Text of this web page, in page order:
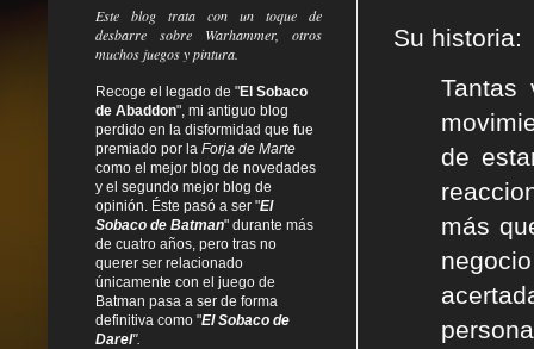
Su historia:
Tantas
de
más
Este blog trata con un toque de
desbarre sobre Warhammer, otros
muchos juegos y pintura.
Recoge el legado de "El Sobaco
de Abaddon", mi antiguo blog
perdido en la disformidad que fue
premiado por la Forja de Marte
como el mejor blog de novedades
y el segundo mejor blog de
opinión. Éste pasó a ser "El
Sobaco de Batman" durante más
de cuatro años, pero tras no
querer ser relacionado
únicamente con el juego de
Batman pasa a ser de forma
definitiva como "El Sobaco de
Darel".